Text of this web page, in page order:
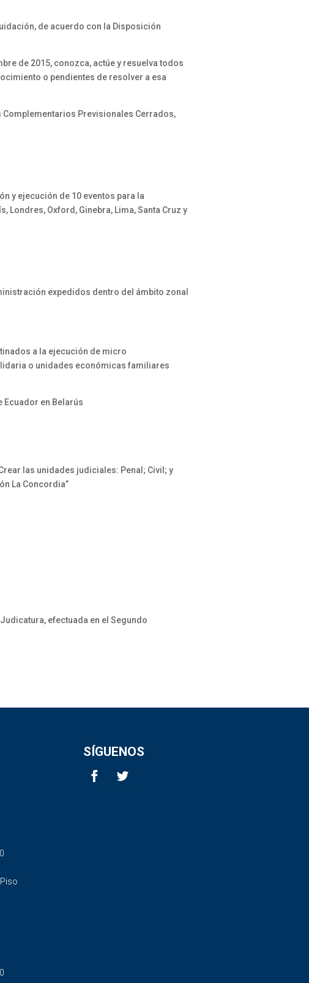
de acuerdo con la Disposición
de 2015, conozca, actúe y resuelva todos
o pendientes de resolver a esa
Previsionales Cerrados,
y ejecución de 10 eventos para la
Londres, Oxford, Ginebra, Lima, Santa Cruz y
expedidos dentro del ámbito zonal
a la ejecución de micro
o unidades económicas familiares
Ecuador en Belarús
las unidades judiciales: Penal; Civil; y
La Concordia”
efectuada en el Segundo
SÍGUENOS